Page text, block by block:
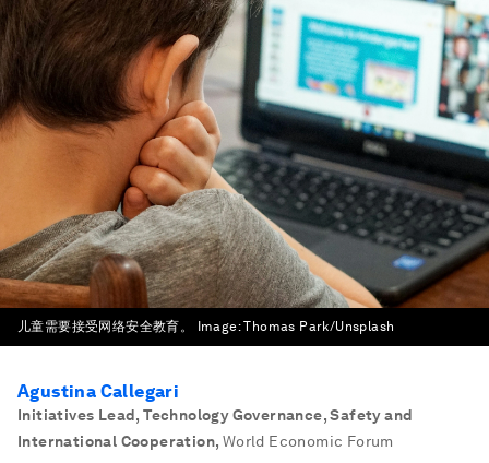
儿童需要接受网络安全教育。 Image:Thomas Park/Unsplash
Agustina Callegari
Initiatives Lead, Technology Governance, Safety and
International Cooperation, World Economic Forum